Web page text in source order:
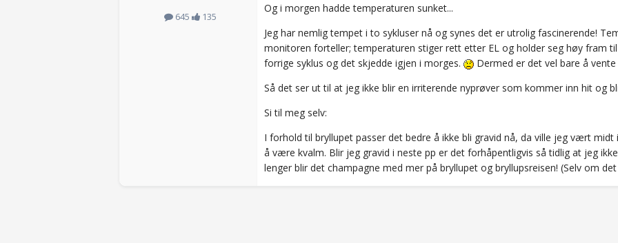
645
135
Og i morgen hadde temperaturen sunket...
Jeg har nemlig tempet i to sykluser nå og synes det er utrolig fascinerende!
monitoren forteller; temperaturen stiger rett etter EL og holder seg høy fram
forrige syklus og det skjedde igjen i morges.
Dermed er det vel bare å vente
Så det ser ut til at jeg ikke blir en irriterende nyprøver som kommer inn hit og
Si til meg selv:
I forhold til bryllupet passer det bedre å ikke bli gravid nå, da ville jeg vært
å være kvalm. Blir jeg gravid i neste pp er det forhåpentligvis så tidlig at jeg
lenger blir det champagne med mer på bryllupet og bryllupsreisen! (Selv om